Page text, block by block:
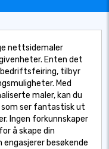
nettsidemaler
Enten det
bedriftsfeiring, tilbyr
Med
maler, kan du
ser fantastisk ut
Ingen forkunnskaper
å skape din
besøkende